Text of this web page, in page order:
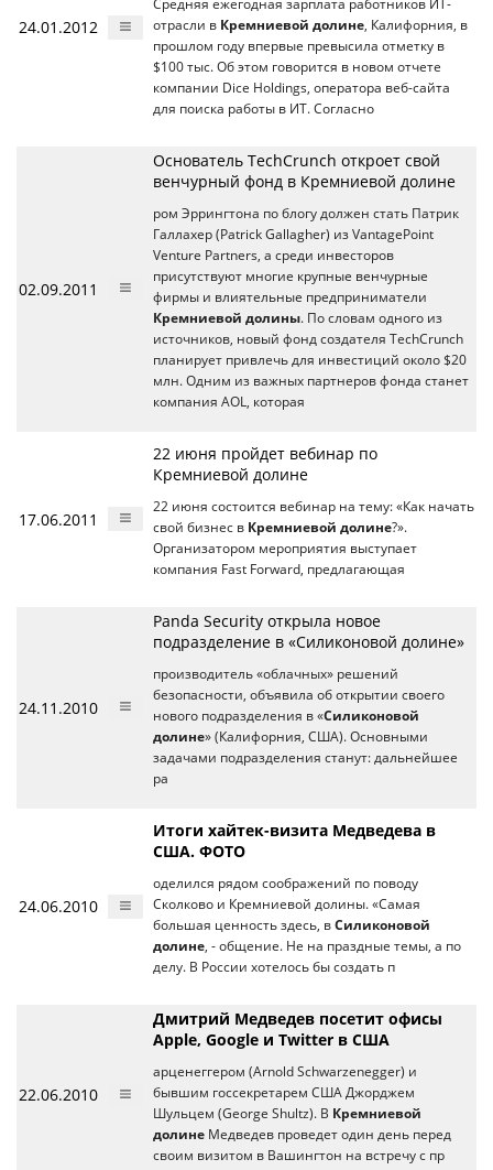
24.01.2012
Средняя ежегодная зарплата работников ИТ-
отрасли в Кремниевой долине, Калифорния, в
прошлом году впервые превысила отметку в
$100 тыс. Об этом говорится в новом отчете
компании Dice Holdings, оператора веб-сайта
для поиска работы в ИТ. Согласно
02.09.2011
Основатель TechCrunch откроет свой
венчурный фонд в Кремниевой долине
ром Эррингтона по блогу должен стать Патрик
Галлахер (Patrick Gallagher) из VantagePoint
Venture Partners, а среди инвесторов
присутствуют многие крупные венчурные
фирмы и влиятельные предприниматели
Кремниевой долины. По словам одного из
источников, новый фонд создателя TechCrunch
планирует привлечь для инвестиций около $20
млн. Одним из важных партнеров фонда станет
компания AOL, которая
17.06.2011
22 июня пройдет вебинар по
Кремниевой долине
22 июня состоится вебинар на тему: «Как начать
свой бизнес в Кремниевой долине?».
Организатором мероприятия выступает
компания Fast Forward, предлагающая
24.11.2010
Panda Security открыла новое
подразделение в «Силиконовой долине»
производитель «облачных» решений
безопасности, объявила об открытии своего
нового подразделения в «Силиконовой
долине» (Калифорния, США). Основными
задачами подразделения станут: дальнейшее
ра
24.06.2010
Итоги хайтек-визита Медведева в
США. ФОТО
оделился рядом соображений по поводу
Сколково и Кремниевой долины. «Самая
большая ценность здесь, в Силиконовой
долине, - общение. Не на праздные темы, а по
делу. В России хотелось бы создать п
22.06.2010
Дмитрий Медведев посетит офисы
Apple, Google и Twitter в США
арценеггером (Arnold Schwarzenegger) и
бывшим госсекретарем США Джорджем
Шульцем (George Shultz). В Кремниевой
долине Медведев проведет один день перед
своим визитом в Вашингтон на встречу с пр